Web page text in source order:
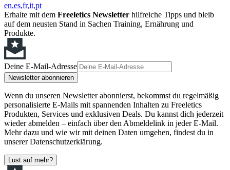
en es fr it pt
Erhalte mit dem Freeletics Newsletter hilfreiche Tipps und bleib
auf dem neusten Stand in Sachen Training, Ernährung und
Produkte.
Deine E-Mail-Adresse
Newsletter abonnieren
Wenn du unseren Newsletter abonnierst, bekommst du regelmäßig
personalisierte E-Mails mit spannenden Inhalten zu Freeletics
Produkten, Services und exklusiven Deals. Du kannst dich jederzeit
wieder abmelden – einfach über den Abmeldelink in jeder E-Mail.
Mehr dazu und wie wir mit deinen Daten umgehen, findest du in
unserer Datenschutzerklärung.
Lust auf mehr?